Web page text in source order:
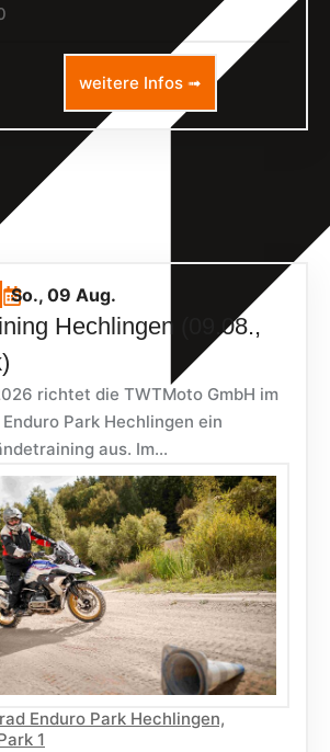
weitere Infos ➟
So., 09 Aug.
Hechlingen (09.08.,
richtet die TWTMoto GmbH im
Park Hechlingen ein
aus. Im...
Enduro Park Hechlingen,
1